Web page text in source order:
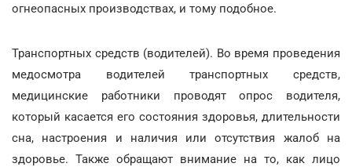
огнеопасных производствах, и тому подобное.
Транспортных средств (водителей). Во время проведения
медосмотра водителей транспортных средств,
медицинские работники проводят опрос водителя,
который касается его состояния здоровья, длительности
сна, настроения и наличия или отсутствия жалоб на
здоровье. Также обращают внимание на то, как лицо